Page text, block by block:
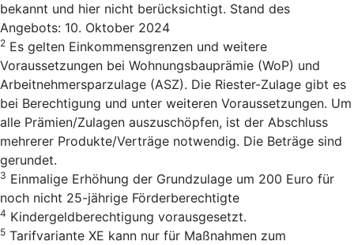
bekannt und hier nicht berücksichtigt. Stand des
Angebots: 10. Oktober 2024
2 Es gelten Einkommensgrenzen und weitere
Voraussetzungen bei Wohnungsbauprämie (WoP) und
Arbeitnehmersparzulage (ASZ). Die Riester-Zulage gibt es
bei Berechtigung und unter weiteren Voraussetzungen. Um
alle Prämien/Zulagen auszuschöpfen, ist der Abschluss
mehrerer Produkte/Verträge notwendig. Die Beträge sind
gerundet.
3 Einmalige Erhöhung der Grundzulage um 200 Euro für
noch nicht 25-jährige Förderberechtigte
4 Kindergeldberechtigung vorausgesetzt.
5 Tarifvariante XE kann nur für Maßnahmen zum